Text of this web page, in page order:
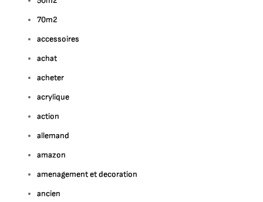
70m2
accessoires
achat
acheter
acrylique
action
allemand
amazon
amenagement et decoration
ancien